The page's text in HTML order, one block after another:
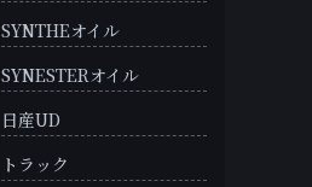
SYNTHEオイル
SYNESTERオイル
日産UD
トラック